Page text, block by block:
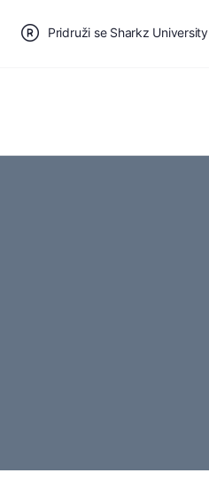
Pridruži se Sharkz University